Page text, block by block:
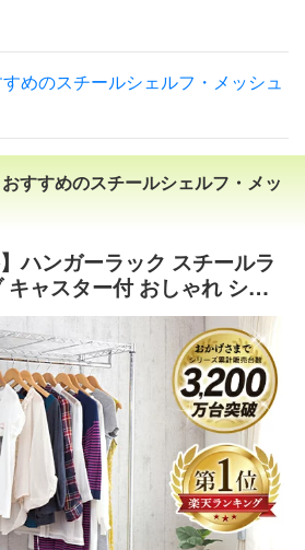
商品説明 ●押入れ下空間やクロ
活躍する、キャスター付きの収納
意見を基に、出し入れのしやすさ
した当店ロングセラーモデルをリ
ル＆すき間の少ない放り込む収納
入れにも最適●押入れなどの段差
う、従来より大きくなったキャス
：幅36 奥行65 深さ15cm●下部内
底板高さ：9cm●耐荷重：各棚20
径50mm、うちストッパー付き2
ヤマゼン 山善 通販 押入れ
ゼット クローゼット収納 WIC ウ
納戸 階段下 玄関 隙間 すき間 す
収納カート ワゴン 一人暮らし 一
人暮らし部屋 収納術 収納見直し 模
り暮らす 暮らしを整えるXU410/W
ます⇒ クローゼットや押入れに便利
インテリア ランキング
めのスチールシェルフ・メッシュ
おすすめのスチールシェルフ・メッ
】ハンガーラック スチールラ
キャスター付 おしゃれ シン
棚付き 収納ラック メタル
ート掛け 洋服掛け 収納 スチ
イリスオーヤマ [PICK] irispo